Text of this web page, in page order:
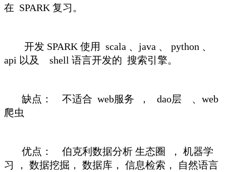
在 SPARK 复习。
开发 SPARK 使用 scala 、java 、 python 、
api 以及 shell 语言开发的 搜索引擎。
缺点： 不适合 web服务 ， dao层 、web
爬虫
优点： 伯克利数据分析 生态圈 ， 机器学
习 ， 数据挖掘， 数据库， 信息检索， 自然语言